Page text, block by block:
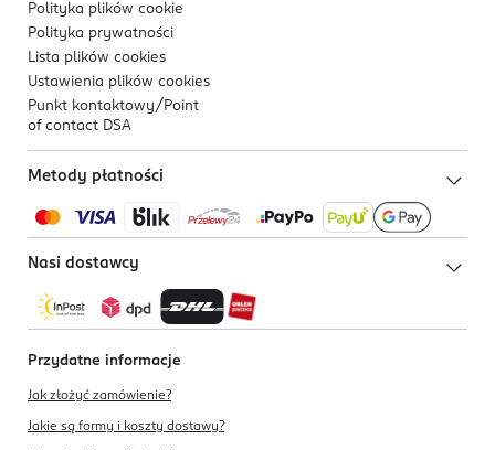
Polityka plików cookie
Polityka prywatności
Lista plików cookies
Ustawienia plików cookies
Punkt kontaktowy/ Point
of contact DSA
Metody płatności
Nasi dostawcy
Przydatne informacje
Jak złożyć zamówienie?
Jakie są formy i koszty dostawy?